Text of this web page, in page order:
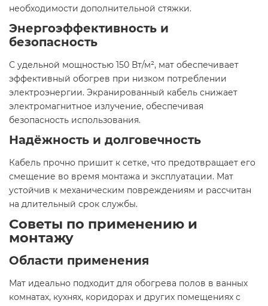
необходимости дополнительной стяжки.​
Энергоэффективность и
безопасность
С удельной мощностью 150 Вт/м², мат обеспечивает
эффективный обогрев при низком потреблении
электроэнергии. Экранированный кабель снижает
электромагнитное излучение, обеспечивая
безопасность использования.​
Надёжность и долговечность
Кабель прочно пришит к сетке, что предотвращает его
смещение во время монтажа и эксплуатации. Мат
устойчив к механическим повреждениям и рассчитан
на длительный срок службы.​
Советы по применению и
монтажу
Области применения
Мат идеально подходит для обогрева полов в ванных
комнатах, кухнях, коридорах и других помещениях с